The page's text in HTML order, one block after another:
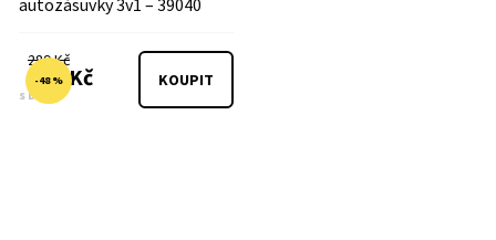
autozásuvky 3v1 – 39040
289 Kč
149 Kč
-48 %
s DPH
KOUPIT